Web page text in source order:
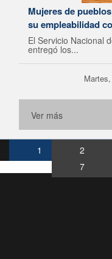
Mujeres de
su empleabilidad
El Servicio Nacional
entregó los...
Ver más
1 2
7